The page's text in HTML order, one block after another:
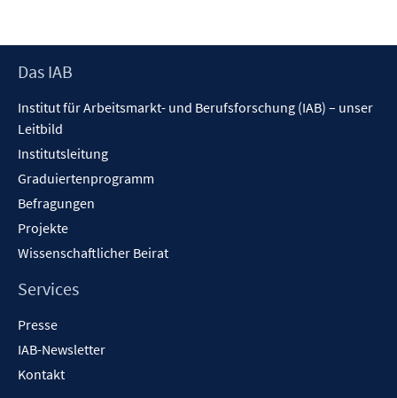
Footer
Das IAB
Institut für Arbeitsmarkt- und Berufsforschung (IAB) – unser
Leitbild
Institutsleitung
Graduiertenprogramm
Befragungen
Projekte
Wissenschaftlicher Beirat
Services
Presse
IAB-Newsletter
Kontakt